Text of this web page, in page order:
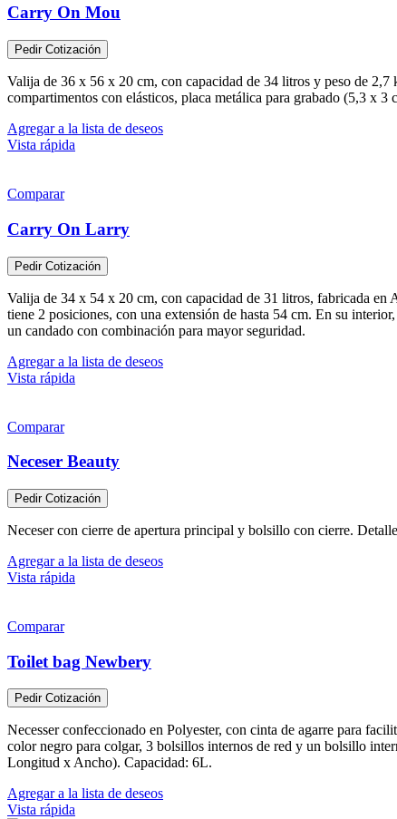
Carry On Mou
Pedir Cotización
Valija de 36 x 56 x 20 cm, con capacidad de 34 litros y peso de
compartimentos con elásticos, placa metálica para grabado (5,3 x 3
Agregar a la lista de deseos
Vista rápida
Comparar
Carry On Larry
Pedir Cotización
Valija de 34 x 54 x 20 cm, con capacidad de 31 litros, fabricada en
tiene 2 posiciones, con una extensión de hasta 54 cm. En su
un candado con combinación para mayor seguridad.
Agregar a la lista de deseos
Vista rápida
Comparar
Neceser Beauty
Pedir Cotización
Neceser con cierre de apertura principal y bolsillo con cierre.
Agregar a la lista de deseos
Vista rápida
Comparar
Toilet bag Newbery
Pedir Cotización
Necesser confeccionado en Polyester, con cinta de agarre para
color negro para colgar, 3 bolsillos internos de red y un bolsillo
Longitud x Ancho). Capacidad: 6L.
Agregar a la lista de deseos
Vista rápida